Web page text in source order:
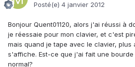
Posté(e) 4 janvier 2012
Bonjour Quent01120, alors j'ai réussi à
je réessaie pour mon clavier, et c'est
mais quand je tape avec le clavier, plus
s'affiche. Est-ce que j'ai fait une
normal?